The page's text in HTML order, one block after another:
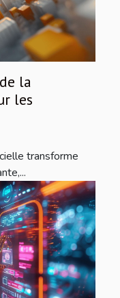
la
les
transforme